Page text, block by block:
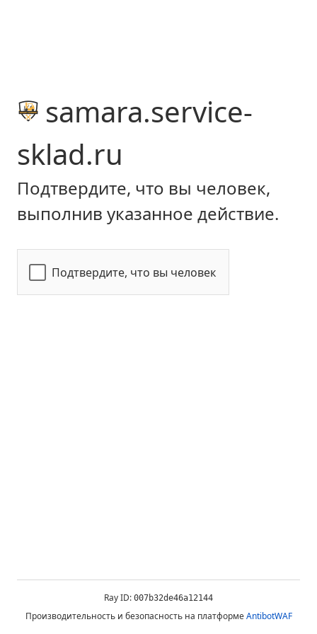
samara.service-
sklad.ru
Подтвердите, что вы человек,
выполнив указанное действие.
Подтвердите, что вы человек
Ray ID: 007b32de46a12144
Производительность и безопасность на платформеAntibotWAF